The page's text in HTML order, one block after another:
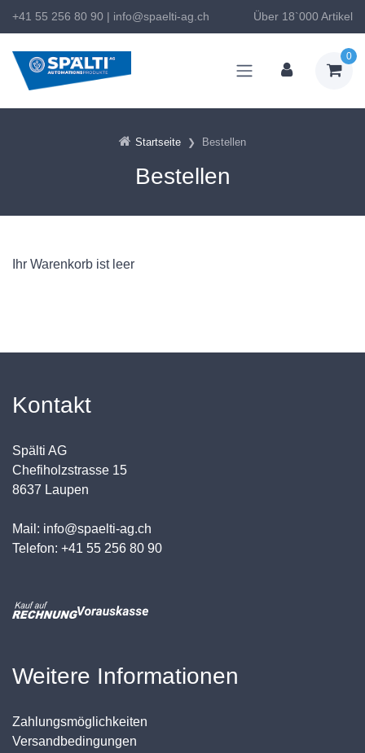
+41 55 256 80 90 | info@spaelti-ag.ch Über 18`000 Artikel
0
Startseite Bestellen
Bestellen
Ihr Warenkorb ist leer
Kontakt
Spälti AG
Chefiholzstrasse 15
8637 Laupen
Mail: info@spaelti-ag.ch
Telefon: +41 55 256 80 90
Weitere Informationen
Zahlungsmöglichkeiten
Versandbedingungen